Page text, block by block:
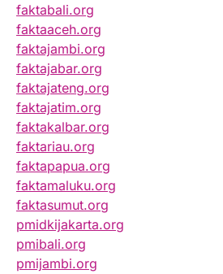
faktabali.org
faktaaceh.org
faktajambi.org
faktajabar.org
faktajateng.org
faktajatim.org
faktakalbar.org
faktariau.org
faktapapua.org
faktamaluku.org
faktasumut.org
pmidkijakarta.org
pmibali.org
pmijambi.org